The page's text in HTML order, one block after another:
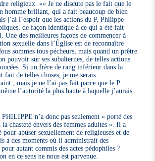
religieux. »« Je ne discute pas le fait que le
homme brillant, qui a fait beaucoup de bien
j’ai l’espoir que les actions du P. Philippe
de façon identique à ce qui a été fait
Une des meilleures façons de commencer à
sexuelle dans l’Église est de reconnaître
sommes tous pécheurs, mais quand un prêtre
pouvoir sur ses subalternes, de telles actions
Si un frère de rang inférieur dans la
fait de telles choses, je me serais
; mais je ne l’ai pas fait parce que le P.
l’autorité la plus haute à laquelle j’aurais
n’a donc pas seulement « porté des
la chasteté envers des femmes adultes ». Il a
abuser sexuellement de religieuses et de
à des moments où il administrait des
autant commis des actes pédophiles ?
en ce sens ne nous est parvenue.